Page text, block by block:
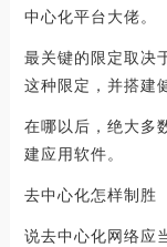
中心化平台大佬。
最关键的限定取决
这种限定，并搭建
在哪以后，绝大多
建应用软件。
去中心化怎样制胜
说去中心化网络应